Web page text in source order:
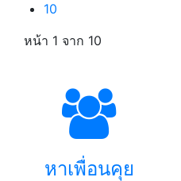
10
หน้า 1 จาก 10
หาเพื่อนคุย